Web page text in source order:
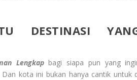
DESTINASI
Lengkapbagi siapa pun yang
kota ini bukan hanya cantik untuk